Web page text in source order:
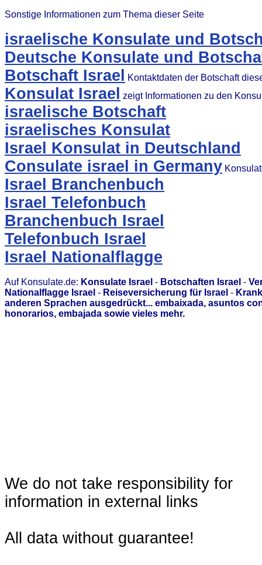
Sonstige Informationen zum Thema dieser Seite
israelische Konsulate und
Deutsche Konsulate und
Botschaft Israel
Kontaktdaten der Botschaft
Konsulat Israel zeigt Informationen zu den
israelische Botschaft
israelisches Konsulat
Israel Konsulat in Deutschland
Consulate israel in Germany
Israel Branchenbuch
Israel Telefonbuch
Branchenbuch Israel
Telefonbuch Israel
Israel Nationalflagge
Auf Konsulate.de: Konsulate Israel - Botschaften Israel -
Nationalflagge Israel - Reiseversicherung für Israel -
anderen Sprachen ausgedrückt... embaixada, asuntos
honorarios, embajada sowie vieles mehr.
We do not take responsibility for
information in external links
All data without guarantee!